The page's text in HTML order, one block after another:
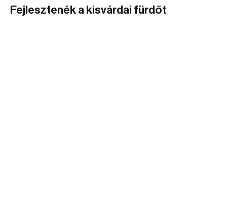
Fejlesztenék a kisvárdai fürdőt